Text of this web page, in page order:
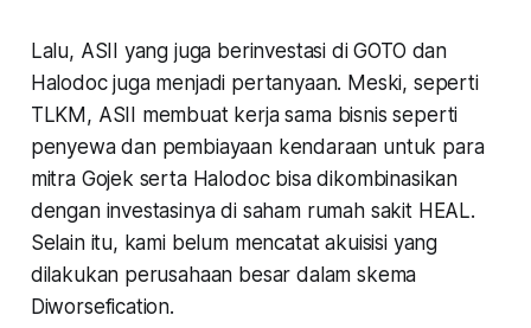
Lalu, ASII yang juga berinvestasi di GOTO dan
Halodoc juga menjadi pertanyaan. Meski, seperti
TLKM, ASII membuat kerja sama bisnis seperti
penyewa dan pembiayaan kendaraan untuk para
mitra Gojek serta Halodoc bisa dikombinasikan
dengan investasinya di saham rumah sakit HEAL.
Selain itu, kami belum mencatat akuisisi yang
dilakukan perusahaan besar dalam skema
Diworsefication.